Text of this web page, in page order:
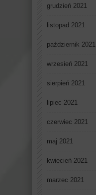
grudzień 2021
listopad 2021
październik 2021
wrzesień 2021
sierpień 2021
lipiec 2021
czerwiec 2021
maj 2021
kwiecień 2021
marzec 2021